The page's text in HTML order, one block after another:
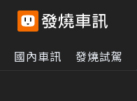
國內車訊 發燒試駕